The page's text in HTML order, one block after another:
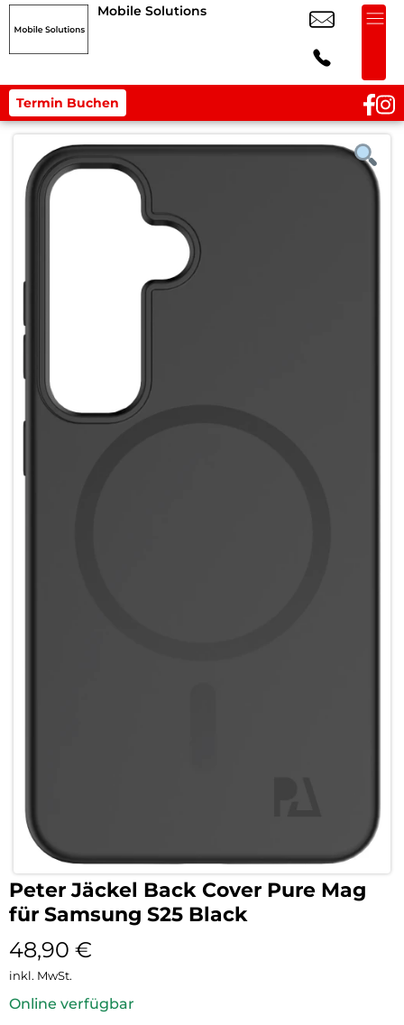
Mobile Solutions
Termin Buchen
Peter Jäckel Back Cover Pure Mag
für Samsung S25 Black
48,90 €
inkl. MwSt.
Online verfügbar